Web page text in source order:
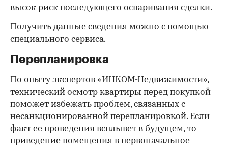
высок риск последующего оспаривания сделки.
Получить данные сведения можно с помощью
специального сервиса.
Перепланировка
По опыту экспертов «ИНКОМ-Недвижимости»,
технический осмотр квартиры перед покупкой
поможет избежать проблем, связанных с
несанкционированной перепланировкой. Если
факт ее проведения всплывет в будущем, то
приведение помещения в первоначальное